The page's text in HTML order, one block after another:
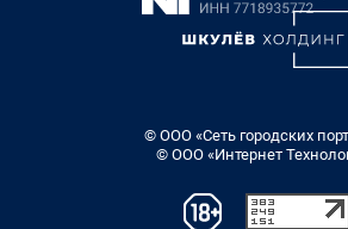
© ООО «Сеть городских
© ООО «Интернет